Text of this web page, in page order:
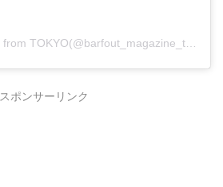
スポンサーリンク